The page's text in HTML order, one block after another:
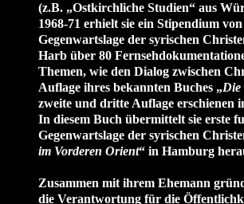
(z.B. „Ostkirchliche Studien“ aus
1968-71 erhielt sie ein Stipendium
Gegenwartslage der syrischen
Harb über 80
Themen, wie den Dialog zwischen
Auflage ihres bekannten Buches „Die
zweite und dritte Auflage erschienen
In diesem Buch übermittelt sie erste
Gegenwartslage der syrischen
im Vorderen Orient“ in Hamburg
Zusammen mit ihrem Ehemann
die Verantwortung für die